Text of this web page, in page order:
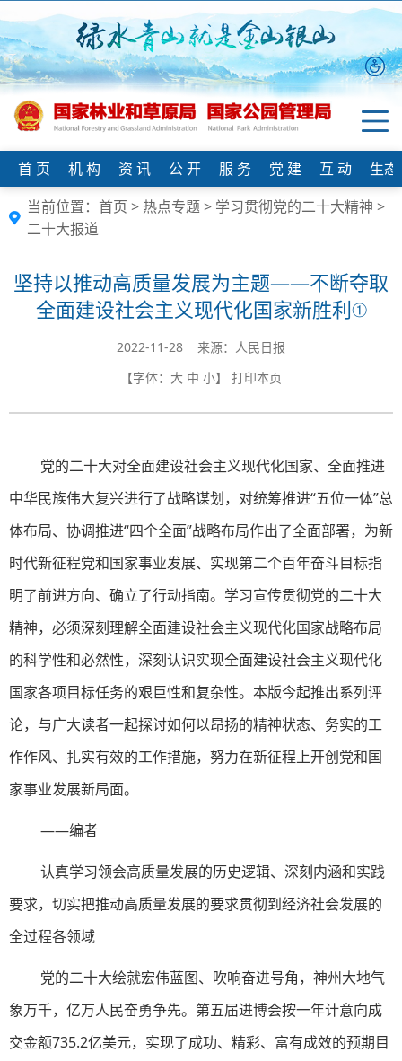
首 页 机 构 资 讯 公 开 服 务 党 建 互 动
生
当前位置： 首页 > 热点专题> 学习贯彻党的二十大精神 >
二十大报道
坚持以推动高质量发展为主题——不断夺取
全面建设社会主义现代化国家新胜利①
2022-11-28 来源：人民日报
【字体： 大 中 小】 打印本页
党的二十大对全面建设社会主义现代化国家、全面推进
中华民族伟大复兴进行了战略谋划，对统筹推进“五位一体”总
体布局、协调推进“四个全面”战略布局作出了全面部署，为新
时代新征程党和国家事业发展、实现第二个百年奋斗目标指
明了前进方向、确立了行动指南。学习宣传贯彻党的二十大
精神，必须深刻理解全面建设社会主义现代化国家战略布局
的科学性和必然性，深刻认识实现全面建设社会主义现代化
国家各项目标任务的艰巨性和复杂性。本版今起推出系列评
论，与广大读者一起探讨如何以昂扬的精神状态、务实的工
作作风、扎实有效的工作措施，努力在新征程上开创党和国
家事业发展新局面。
——编者
认真学习领会高质量发展的历史逻辑、深刻内涵和实践
要求，切实把推动高质量发展的要求贯彻到经济社会发展的
全过程各领域
党的二十大绘就宏伟蓝图、吹响奋进号角，神州大地气
象万千，亿万人民奋勇争先。第五届进博会按一年计意向成
交金额735.2亿美元，实现了成功、精彩、富有成效的预期目